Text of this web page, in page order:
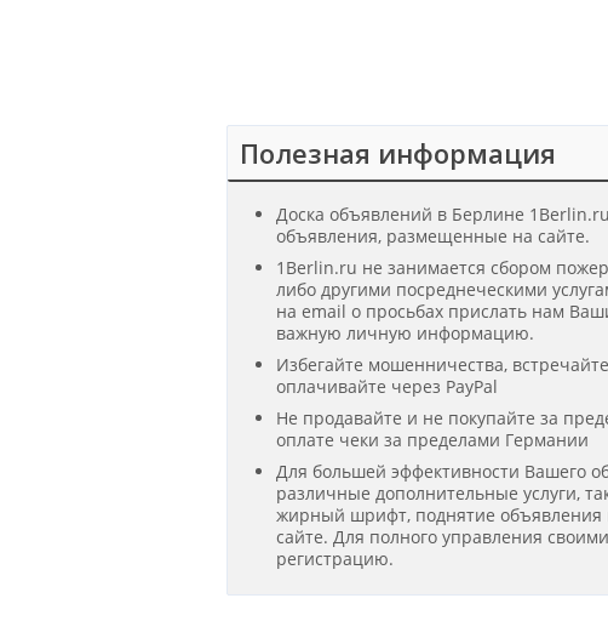
Полезная информация
Доска объявлений в Берлине
объявления, размещенные на сайте.
1Berlin.ru не занимается сбором
либо другими посреднеческими
на email о просьбах прислать нам
важную личную информацию.
Избегайте мошенничества,
оплачивайте через PayPal
Не продавайте и не покупайте за
оплате чеки за пределами Германии
Для большей эффективности Вашего
различные дополнительные услуги,
жирный шрифт, поднятие объявления
сайте. Для полного управления
регистрацию.